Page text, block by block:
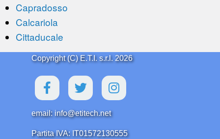
Capradosso
Calcariola
Cittaducale
Copyright (C) E.T.I. s.r.l. 2026
email: info@etitech.net
Partita IVA: IT01572130555